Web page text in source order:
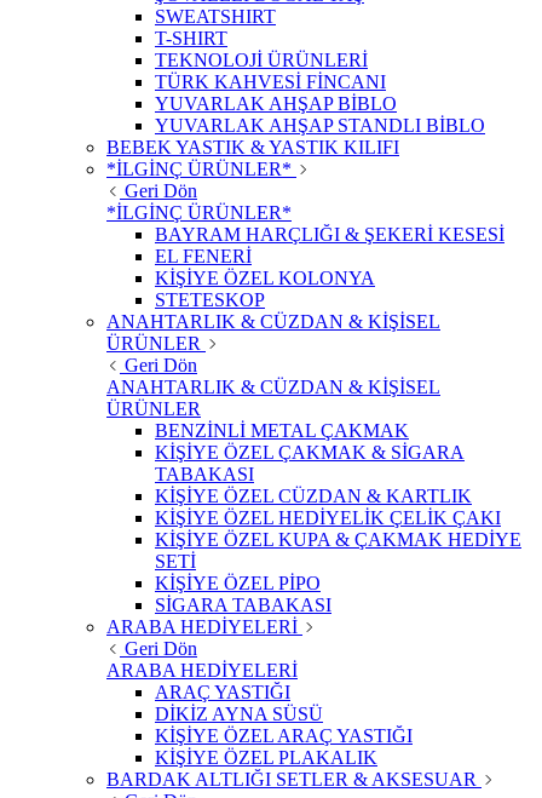
SWEATSHIRT
T-SHIRT
TEKNOLOJİ ÜRÜNLERİ
TÜRK KAHVESİ FİNCANI
YUVARLAK AHŞAP BİBLO
YUVARLAK AHŞAP STANDLI BİBLO
BEBEK YASTIK & YASTIK KILIFI
*İLGİNÇ ÜRÜNLER*
Geri Dön
*İLGİNÇ ÜRÜNLER*
BAYRAM HARÇLIĞI & ŞEKERİ KESESİ
EL FENERİ
KİŞİYE ÖZEL KOLONYA
STETESKOP
ANAHTARLIK & CÜZDAN & KİŞİSEL
ÜRÜNLER
Geri Dön
ANAHTARLIK & CÜZDAN & KİŞİSEL
ÜRÜNLER
BENZİNLİ METAL ÇAKMAK
KİŞİYE ÖZEL ÇAKMAK & SİGARA
TABAKASI
KİŞİYE ÖZEL CÜZDAN & KARTLIK
KİŞİYE ÖZEL HEDİYELİK ÇELİK ÇAKI
KİŞİYE ÖZEL KUPA & ÇAKMAK HEDİYE
SETİ
KİŞİYE ÖZEL PİPO
SİGARA TABAKASI
ARABA HEDİYELERİ
Geri Dön
ARABA HEDİYELERİ
ARAÇ YASTIĞI
DİKİZ AYNA SÜSÜ
KİŞİYE ÖZEL ARAÇ YASTIĞI
KİŞİYE ÖZEL PLAKALIK
BARDAK ALTLIĞI SETLER & AKSESUAR